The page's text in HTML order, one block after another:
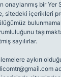
onaylanmış bir Yer
sitedeki içerikleri
sayılırlar.
aykırı